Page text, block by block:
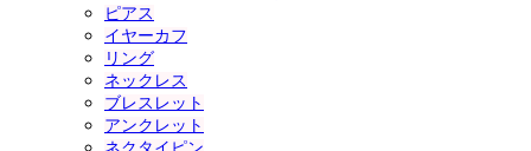
ピアス
イヤーカフ
リング
ネックレス
ブレスレット
アンクレット